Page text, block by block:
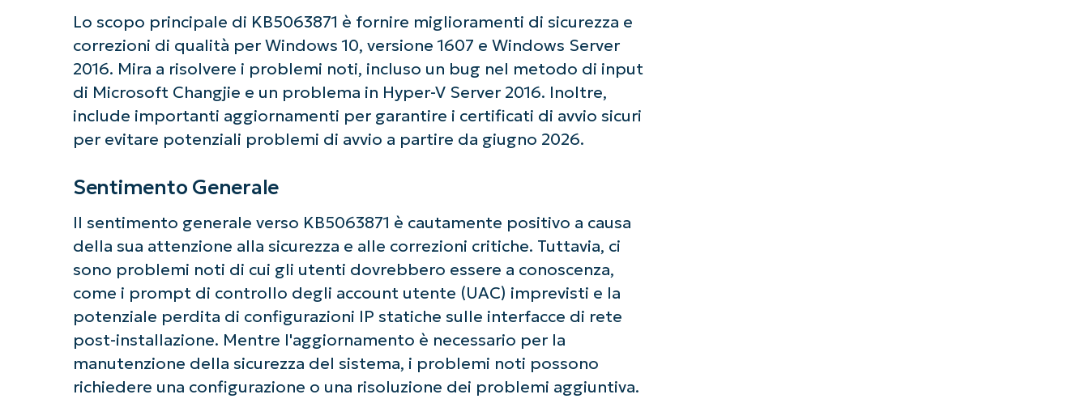
Lo scopo principale di KB5063871 è fornire miglioramenti di sicurezza e
correzioni di qualità per Windows 10, versione 1607 e Windows Server
2016. Mira a risolvere i problemi noti, incluso un bug nel metodo di input
di Microsoft Changjie e un problema in Hyper-V Server 2016. Inoltre,
include importanti aggiornamenti per garantire i certificati di avvio sicuri
per evitare potenziali problemi di avvio a partire da giugno 2026.
Sentimento Generale
Il sentimento generale verso KB5063871 è cautamente positivo a causa
della sua attenzione alla sicurezza e alle correzioni critiche. Tuttavia, ci
sono problemi noti di cui gli utenti dovrebbero essere a conoscenza,
come i prompt di controllo degli account utente (UAC) imprevisti e la
potenziale perdita di configurazioni IP statiche sulle interfacce di rete
post-installazione. Mentre l'aggiornamento è necessario per la
manutenzione della sicurezza del sistema, i problemi noti possono
richiedere una configurazione o una risoluzione dei problemi aggiuntiva.
Iniziate con le analisi KB guidate dall'AI di NinjaOne!
Non è richiesta alcuna carta di credito e si ha accesso completo a tutte le funzionalità.
First
and
last
Business
Paese
Company
name*